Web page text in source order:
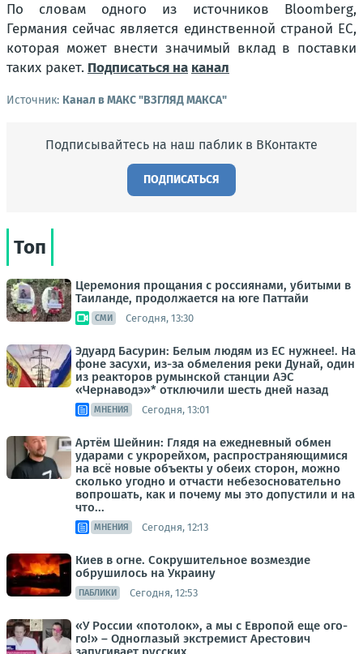
По словам одного из источников Bloomberg,
Германия сейчас является единственной страной ЕС,
которая может внести значимый вклад в поставки
таких ракет. Подписаться на канал
Источник: Канал в МАКС "ВЗГЛЯД МАКСА"
Подписывайтесь на наш паблик в ВКонтакте
ПОДПИСАТЬСЯ
Топ
Церемония прощания с россиянами, убитыми в
Таиланде, продолжается на юге Паттайи
СМИ Сегодня, 13:30
Эдуард Басурин: Белым людям из ЕС нужнее!. На
фоне засухи, из-за обмеления реки Дунай, один
из реакторов румынской станции АЭС
«Чернаводэ»* отключили шесть дней назад
МНЕНИЯ Сегодня, 13:01
Артём Шейнин: Глядя на ежедневный обмен
ударами с укрорейхом, распространяющимися
на всё новые объекты у обеих сторон, можно
сколько угодно и отчасти небезосновательно
вопрошать, как и почему мы это допустили и на
что...
МНЕНИЯ Сегодня, 12:13
Киев в огне. Сокрушительное возмездие
обрушилось на Украину
ПАБЛИКИ Сегодня, 12:53
«У России «потолок», а мы с Европой еще ого-
го!» – Одноглазый экстремист Арестович